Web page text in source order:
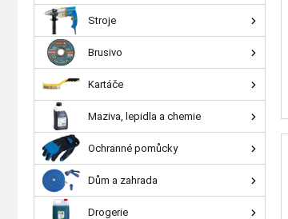
Stroje
Brusivo
Kartáče
Maziva, lepidla a chemie
Ochranné pomůcky
Dům a zahrada
Drogerie